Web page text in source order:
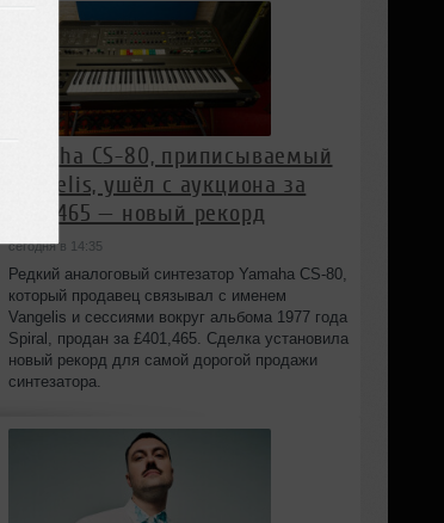
Yamaha CS-80, приписываемый
Vangelis, ушёл с аукциона за
£401,465 — новый рекорд
сегодня в 14:35
Редкий аналоговый синтезатор Yamaha CS-80,
который продавец связывал с именем
Vangelis и сессиями вокруг альбома 1977 года
Spiral, продан за £401,465. Сделка установила
новый рекорд для самой дорогой продажи
синтезатора.